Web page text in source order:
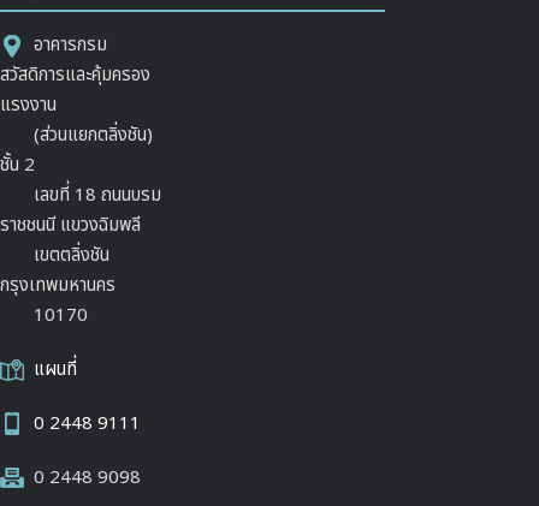
อาคารกรม
สวัสดิการและคุ้มครอง
แรงงาน
(ส่วนแยกตลิ่งชัน)
ชั้น 2
เลขที่ 18 ถนนบรม
ราชชนนี แขวงฉิมพลี
เขตตลิ่งชัน
กรุงเทพมหานคร
10170
แผนที่
0 2448 9111
0 2448 9098